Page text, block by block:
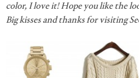
color, I love it! Hope you like the
Big kisses and thanks for visiting